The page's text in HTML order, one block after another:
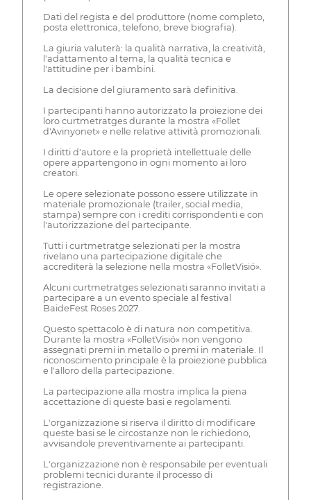
Dati del regista e del produttore (nome completo,
posta elettronica, telefono, breve biografia).
La giuria valuterà: la qualità narrativa, la creatività,
l'adattamento al tema, la qualità tecnica e
l'attitudine per i bambini.
La decisione del giuramento sarà definitiva.
I partecipanti hanno autorizzato la proiezione dei
loro curtmetratges durante la mostra «Follet
d'Avinyonet» e nelle relative attività promozionali.
I diritti d'autore e la proprietà intellettuale delle
opere appartengono in ogni momento ai loro
creatori.
Le opere selezionate possono essere utilizzate in
materiale promozionale (trailer, social media,
stampa) sempre con i crediti corrispondenti e con
l'autorizzazione del partecipante.
Tutti i curtmetratge selezionati per la mostra
rivelano una partecipazione digitale che
accrediterà la selezione nella mostra «FolletVisió».
Alcuni curtmetratges selezionati saranno invitati a
partecipare a un evento speciale al festival
BaideFest Roses 2027.
Questo spettacolo è di natura non competitiva.
Durante la mostra «FolletVisió» non vengono
assegnati premi in metallo o premi in materiale. Il
riconoscimento principale è la proiezione pubblica
e l'alloro della partecipazione.
La partecipazione alla mostra implica la piena
accettazione di queste basi e regolamenti.
L'organizzazione si riserva il diritto di modificare
queste basi se le circostanze non le richiedono,
avvisandole preventivamente ai partecipanti.
L'organizzazione non è responsabile per eventuali
problemi tecnici durante il processo di
registrazione.